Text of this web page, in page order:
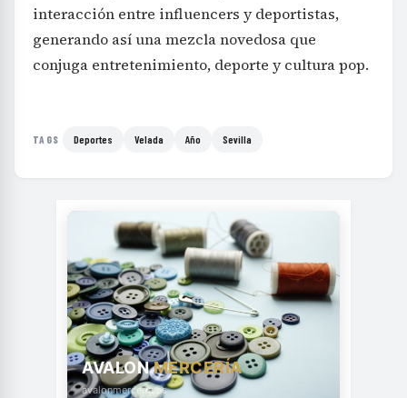
interacción entre influencers y deportistas,
generando así una mezcla novedosa que
conjuga entretenimiento, deporte y cultura pop.
TAGS Deportes Velada Año Sevilla
AVALONMERCERÍA
avalonmerceria.es